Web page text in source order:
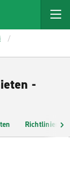
-
Richtlinien